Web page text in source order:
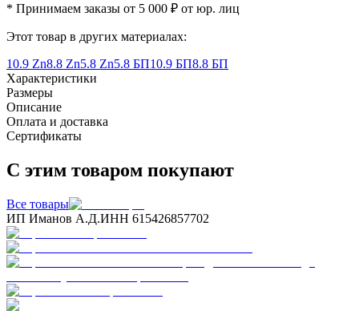
* Принимаем заказы от 5 000 ₽ от юр. лиц
Этот товар в других материалах:
10.9 Zn8.8 Zn5.8 Zn5.8 БП10.9 БП8.8 БП
Характеристики
Размеры
Описание
Оплата и доставка
Сертификаты
С этим товаром покупают
Все товары
ИП Иманов А.Д.ИНН 615426857702